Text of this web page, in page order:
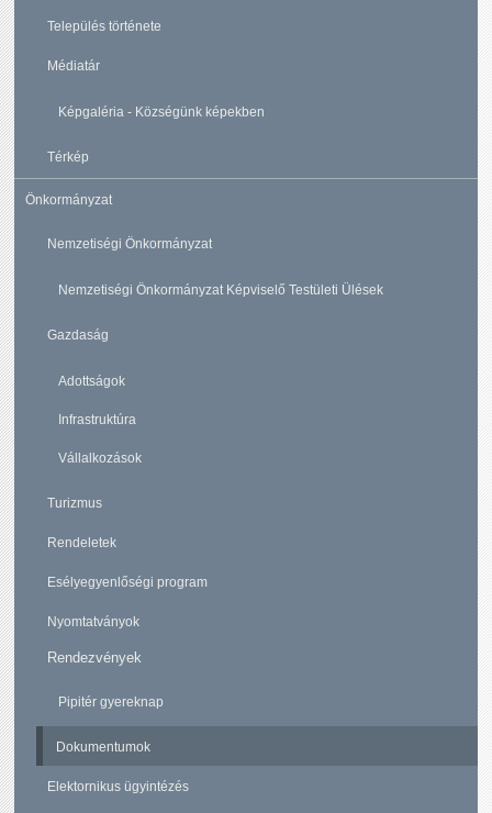
Település története
Médiatár
Képgaléria - Községünk képekben
Térkép
Önkormányzat
Nemzetiségi Önkormányzat
Nemzetiségi Önkormányzat Képviselő Testületi Ülések
Gazdaság
Adottságok
Infrastruktúra
Vállalkozások
Turizmus
Rendeletek
Esélyegyenlőségi program
Nyomtatványok
Rendezvények
Pipitér gyereknap
Dokumentumok
Elektornikus ügyintézés